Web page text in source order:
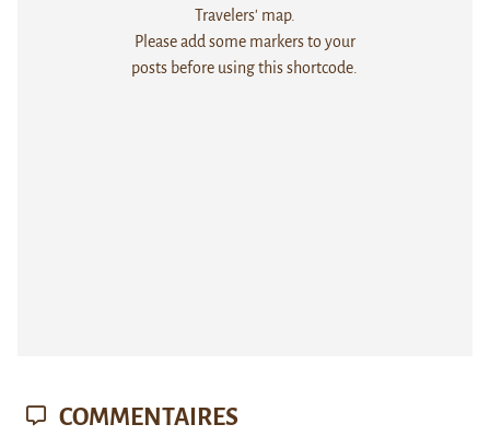
Travelers' map.
Please add some markers to your
posts before using this shortcode.
COMMENTAIRES